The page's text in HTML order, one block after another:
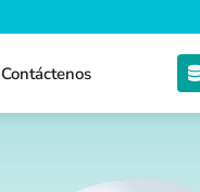
Contáctenos